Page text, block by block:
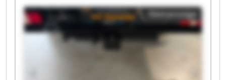
Lagerwerk GmbH Lagerwerk GmbH Lagerwerk
GmbH Lagerwerk GmbH Lagerwerk GmbH
Lagerwerk GmbH Lagerwerk GmbH Lagerwerk
GmbH Lagerwerk GmbH Lagerwerk GmbH
Kleinanzeige